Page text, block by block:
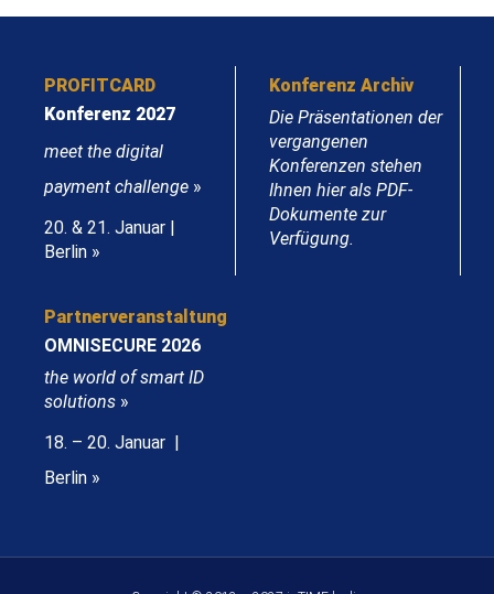
PROFITCARD
Konferenz 2027
meet the digital
payment challenge »
20. & 21. Januar |
Berlin »
Konferenz Archiv
Die Präsentationen der
vergangenen
Konferenzen stehen
Ihnen hier als PDF-
Dokumente zur
Verfügung.
Partnerveranstaltung
OMNISECURE 2026
the world of smart ID
solutions »
18. – 20. Januar |
Berlin »